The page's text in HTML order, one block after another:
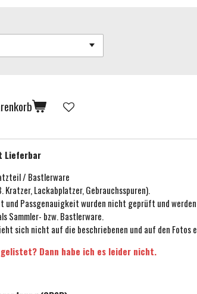
Lieferbar
/ Bastlerware
Kratzer, Lackabplatzer, Gebrauchsspuren).
und Passgenauigkeit wurden nicht geprüft und
Sammler- bzw. Bastlerware.
sich nicht auf die beschriebenen und auf den Fotos
Dann habe ich es leider nicht.